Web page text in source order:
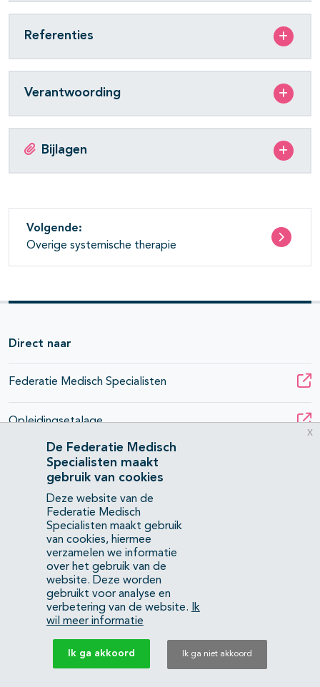
Referenties
Verantwoording
Bijlagen
Volgende:
Overige systemische therapie
Direct naar
Federatie Medisch Specialisten
Opleidingsetalage
Medische vervolgopleidingen
TOKIO Optimum Project
Over de Federatie
Wat is de Federatie?
Wat doet de Federatie?
Nuttige links
Diensten & advies
De Federatie Medisch
Specialisten maakt
gebruik van cookies
Deze website van de
Federatie Medisch
Specialisten maakt gebruik
van cookies, hiermee
verzamelen we informatie
over het gebruik van de
website. Deze worden
gebruikt voor analyse en
verbetering van de website.
Ik
wil meer informatie
Ik ga akkoord Ik ga niet akkoord
x